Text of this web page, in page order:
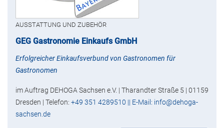
AUSSTATTUNG UND ZUBEHÖR
GEG Gastronomie Einkaufs GmbH
Erfolgreicher Einkaufsverbund von Gastronomen für
Gastronomen
im Auftrag DEHOGA Sachsen e.V. | Tharandter Straße 5 | 01159
Dresden | Telefon: +49 351 4289510 || E-Mail: info@dehoga-
sachsen.de